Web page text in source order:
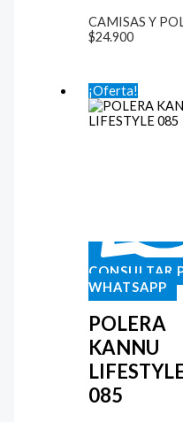
CAMISAS Y
$24.900
¡Oferta!
CONSULTAR
WHATSAPP
POLERA
KANNU
085